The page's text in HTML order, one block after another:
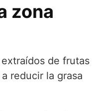
zona
de frutas
reducir la grasa